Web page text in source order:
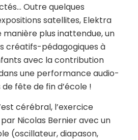
Outre quelques
satellites, Elektra
manière plus inattendue, un
créatifs-pédagogiques à
avec la contribution
une performance audio-
fête de fin d’école !
cérébral, l’exercice
Nicolas Bernier avec un
(oscillateur, diapason,